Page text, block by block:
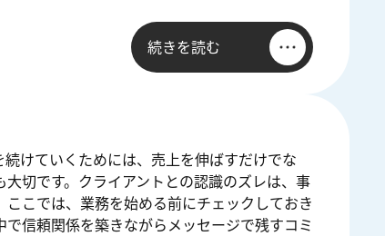
続きを読む
けていくためには、売上を伸ばすだけでな
切です。クライアントとの認識のズレは、事
こでは、業務を始める前にチェックしておき
信頼関係を築きながらメッセージで残すコミ